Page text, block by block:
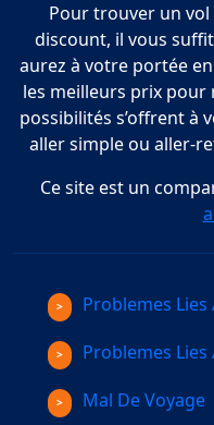
Pour trouver un
discount, il vous
aurez à votre portée
les meilleurs prix pour
possibilités s’offrent à
aller simple ou aller-
Ce site est un
Problemes Lies
Problemes Lies
Mal De Voyage